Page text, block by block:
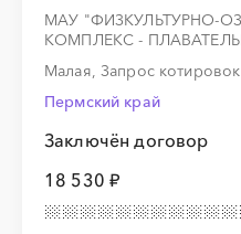
МАУ "ФИЗКУЛЬТУРНО-
КОМПЛЕКС -
Малая, Запрос котировок
Пермский край
Заключён договор
18 530 ₽